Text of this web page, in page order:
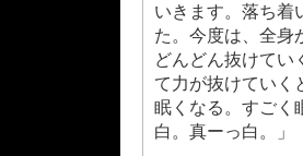
いきます。落ち着
た。今度は、全身
どんどん抜けてい
て力が抜けていく
眠くなる。すごく
白。真ーっ白。」